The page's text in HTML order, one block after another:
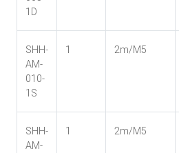
1D
SHH-
AM-
010-
1S
1 2m/M5
SHH-
AM-
1 2m/M5